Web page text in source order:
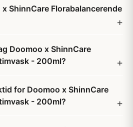
ShinnCare Florabalancerende
Doomoo x ShinnCare
- 200ml?
for Doomoo x ShinnCare
- 200ml?